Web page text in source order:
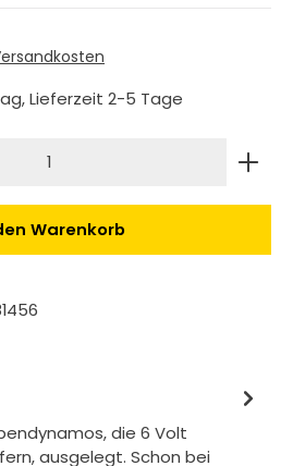
Lieferzeit 2-5 Tage
den gewünschten Wert
Warenkorb
die 6 Volt
ausgelegt. Schon bei